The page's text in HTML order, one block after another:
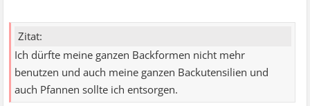
Zitat:
Ich dürfte meine ganzen Backformen nicht mehr
benutzen und auch meine ganzen Backutensilien und
auch Pfannen sollte ich entsorgen.